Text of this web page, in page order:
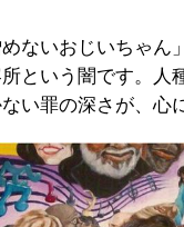
ないおじいちゃん
という闇です。人
い罪の深さが、心